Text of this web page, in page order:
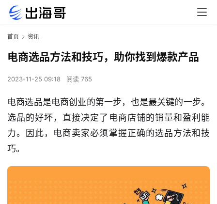
首页 资讯
电商选品方法和技巧，助你找到爆款产品
2023-11-25 09:18 阅读 765
电商选品是电商创业的第一步，也是最关键的一步。
选品的好坏，直接决定了电商店铺的销量和盈利能
力。因此，电商卖家必须掌握正确的选品方法和技
巧。